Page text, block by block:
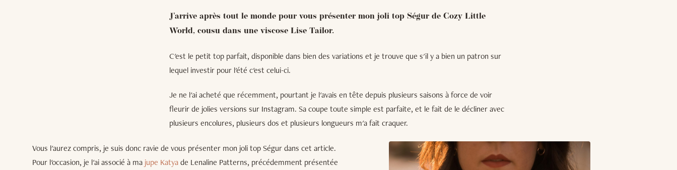
J'arrive après tout le monde pour vous présenter mon joli top Ségur de Cozy Little
World, cousu dans une viscose Lise Tailor.
C'est le petit top parfait, disponible dans bien des variations et je trouve que s'il y a bien un patron sur
lequel investir pour l'été c'est celui-ci.
Je ne l'ai acheté que récemment, pourtant je l'avais en tête depuis plusieurs saisons à force de voir
fleurir de jolies versions sur Instagram. Sa coupe toute simple est parfaite, et le fait de le décliner avec
plusieurs encolures, plusieurs dos et plusieurs longueurs m'a fait craquer.
Vous l'aurez compris, je suis donc ravie de vous présenter mon joli top Ségur dans cet article.
Pour l'occasion, je l'ai associé à ma jupe Katyade Lenaline Patterns, précédemment présentée